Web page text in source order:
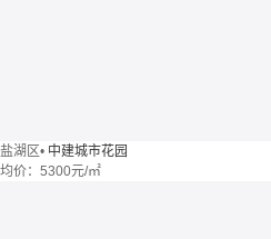
盐湖区• 中建城市花园
均价： 5300元/㎡